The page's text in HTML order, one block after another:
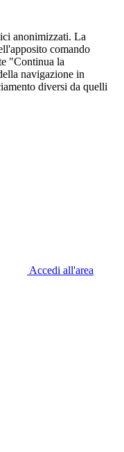
anonimizzati. La
comando
"Continua la
navigazione in
diversi da quelli
Accedi all'area